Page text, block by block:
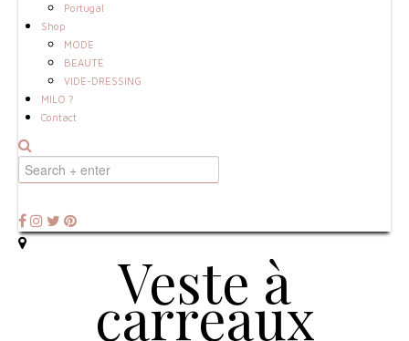
Portugal
Shop
MODE
BEAUTÉ
VIDE-DRESSING
MILO ?
Contact
Veste à
carreaux